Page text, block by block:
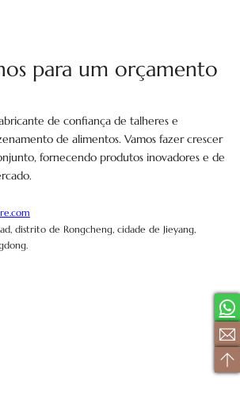
para um orçamento
de confiança de talheres e
de alimentos. Vamos fazer crescer
fornecendo produtos inovadores e de
distrito de Rongcheng, cidade de Jieyang,